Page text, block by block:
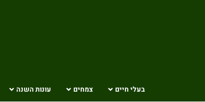
בעלי חיים צמחים עונות השנה